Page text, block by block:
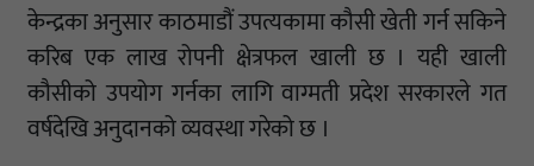
केन्द्रका अनुसार काठमाडौं उपत्यकामा कौसी खेती गर्न सकिने
करिब एक लाख रोपनी क्षेत्रफल खाली छ । यही खाली
कौसीको उपयोग गर्नका लागि वाग्मती प्रदेश सरकारले गत
वर्षदेखि अनुदानको व्यवस्था गरेको छ ।